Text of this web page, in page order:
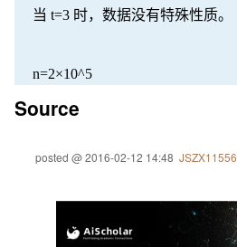
当 t=3 时，数据没有特殊性质。
n=2×10^5
Source
posted @2016-02-12 14:48 JSZX11556